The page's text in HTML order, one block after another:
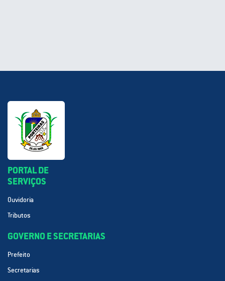
PORTAL DE
SERVIÇOS
Ouvidoria
Tributos
GOVERNO E SECRETARIAS
Prefeito
Secretarias